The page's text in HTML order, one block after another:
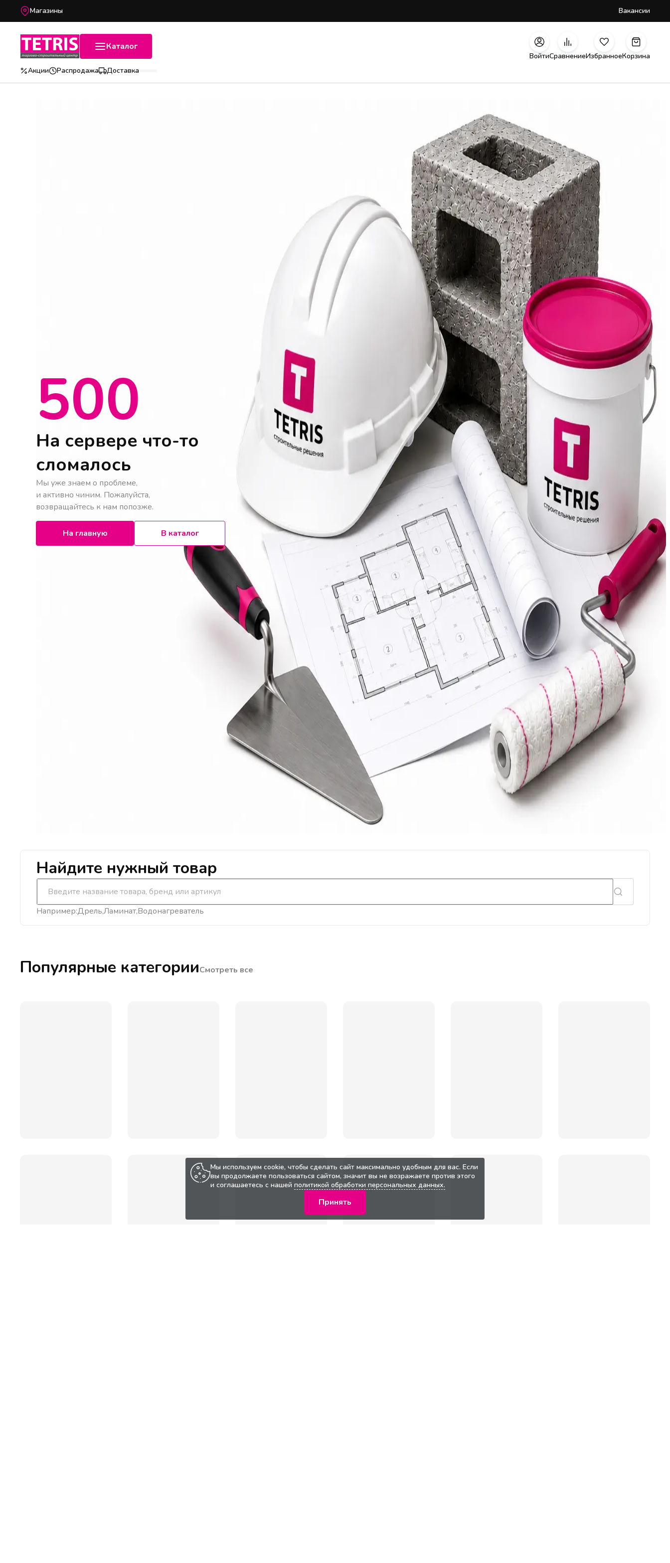
Магазины Вакансии
Каталог
ВойтиСравнениеИзбранноеКорзина
Акции
Распродажа Доставка
500
На сервере что-то
сломалось
Мы уже знаем о проблеме,
и активно чиним. Пожалуйста,
возвращайтесь к нам попозже.
На главную В каталог
Найдите нужный товар
Например:ДрельЛаминатВодонагреватель
Популярные категорииСмотреть все
Мы используем cookie, чтобы сделать сайт максимально удобным для вас. Если
вы продолжаете пользоваться сайтом, значит вы не возражаете против этого
и соглашаетесь с нашей политикой обработки персональных данных.
Принять